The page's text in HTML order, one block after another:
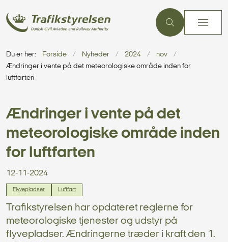
Du er her: Forside Nyheder 2024
nov
Ændringer i vente på det meteorologiske område inden for
luftfarten
Ændringer i vente på det
meteorologiske område inden
for luftfarten
12-11-2024
Flyvepladser Luftfart
Trafikstyrelsen har opdateret reglerne for
meteorologiske tjenester og udstyr på
flyvepladser. Ændringerne træder i kraft den 1.